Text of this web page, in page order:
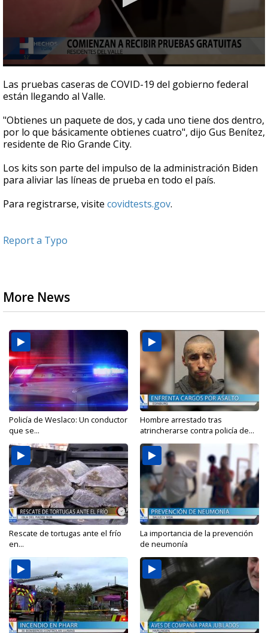
seconds
of
48
Las pruebas caseras de COVID-19 del gobierno federal
están llegando al Valle.
"Obtienes un paquete de dos, y cada uno tiene dos dentro,
por lo que básicamente obtienes cuatro", dijo Gus Benítez,
residente de Rio Grande City.
Los kits son parte del impulso de la administración Biden
para aliviar las líneas de prueba en todo el país.
Para registrarse, visite covidtests.gov.
Report a Typo
More News
Policía de Weslaco: Un conductor
que se...
Hombre arrestado tras
atrincherarse contra policía de...
Rescate de tortugas ante el frío
en...
La importancia de la prevención
de neumonía